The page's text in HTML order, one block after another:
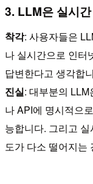
3. LLM은 실시
착각: 사용자들은
나 실시간으로 인터
답변한다고 생각합
진실: 대부분의
나 API에 명시적으
능합니다. 그리고
도가 다소 떨어지는